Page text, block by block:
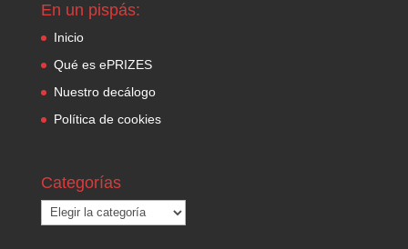
En un pispás:
Inicio
Qué es ePRIZES
Nuestro decálogo
Política de cookies
Categorías
Categorías